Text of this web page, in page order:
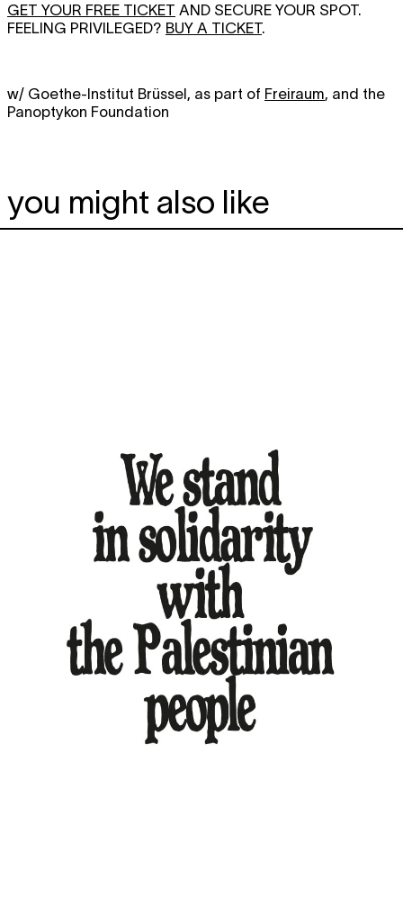
GET YOUR FREE TICKET AND SECURE YOUR SPOT.
FEELING PRIVILEGED? BUY A TICKET.
w/ Goethe-Institut Brüssel, as part of Freiraum, and the
Panoptykon Foundation
you might also like